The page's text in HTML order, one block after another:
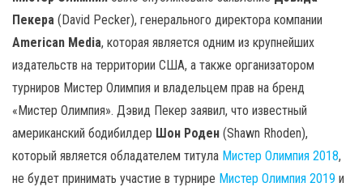
Пекера (David Pecker), генерального директора компании
American Media, которая является одним из крупнейших
издательств на территории США, а также организатором
турниров Мистер Олимпия и владельцем прав на бренд
«Мистер Олимпия». Дэвид Пекер заявил, что известный
американский бодибилдер Шон Роден (Shawn Rhoden),
который является обладателем титула Мистер Олимпия 2018,
не будет принимать участие в турнире Мистер Олимпия 2019 и